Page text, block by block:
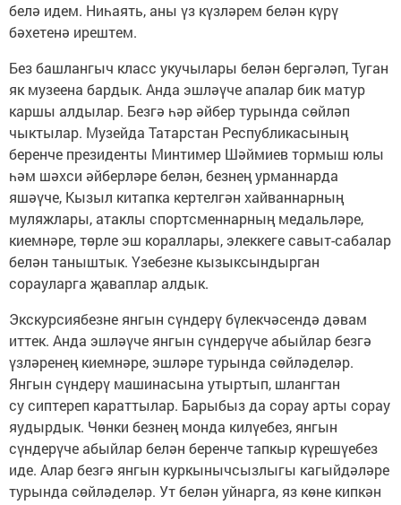
белә идем. Ниһаять, аны үз күзләрем белән күрү
бәхетенә ирештем.
Без башлангыч класс укучылары белән бергәләп, Туган
як музеена бардык. Анда эшләүче апалар бик матур
каршы алдылар. Безгә һәр әйбер турында сөйләп
чыктылар. Музейда Татарстан Республикасының
беренче президенты Минтимер Шәймиев тормыш юлы
һәм шәхси әйберләре белән, безнең урманнарда
яшәүче, Кызыл китапка кертелгән хайваннарның
муляжлары, атаклы спортсменнарның медальләре,
киемнәре, төрле эш кораллары, элеккеге савыт-сабалар
белән таныштык. Үзебезне кызыксындырган
сорауларга җаваплар алдык.
Экскурсиябезне янгын сүндерү бүлекчәсендә дәвам
иттек. Анда эшләүче янгын сүндерүче абыйлар безгә
үзләренең киемнәре, эшләре турында сөйләделәр.
Янгын сүндерү машинасына утыртып, шлангтан
су сиптереп караттылар. Барыбыз да сорау арты сорау
яудырдык. Чөнки безнең монда килүебез, янгын
сүндерүче абыйлар белән беренче тапкыр күрешүебез
иде. Алар безгә янгын куркынычсызлыгы кагыйдәләре
турында сөйләделәр. Ут белән уйнарга, яз көне кипкән